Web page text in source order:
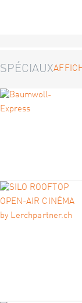
SPÉCIAUX